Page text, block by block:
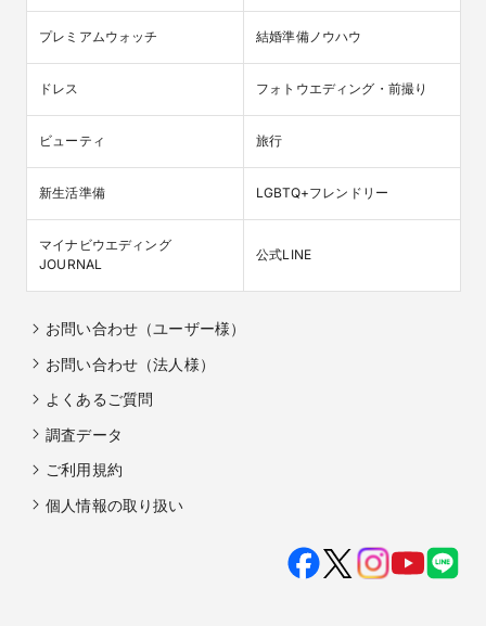
プレミアムウォッチ 結婚準備ノウハウ
ドレス フォトウエディング・前撮り
ビューティ 旅行
新生活準備 LGBTQ+フレンドリー
マイナビウエディング
JOURNAL
公式LINE
お問い合わせ（ユーザー様）
お問い合わせ（法人様）
よくあるご質問
調査データ
ご利用規約
個人情報の取り扱い